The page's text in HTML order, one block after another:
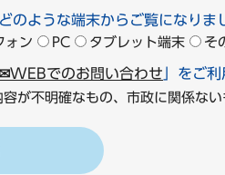
のような端末からご覧になりま
ォン PC タブレット端末 そ
✉WEBでのお問い合わせ 」をご
容が不明確なもの、市政に関係